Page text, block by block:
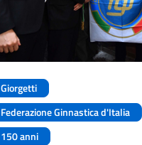
Giorgetti
Federazione Ginnastica d'Italia
150 anni